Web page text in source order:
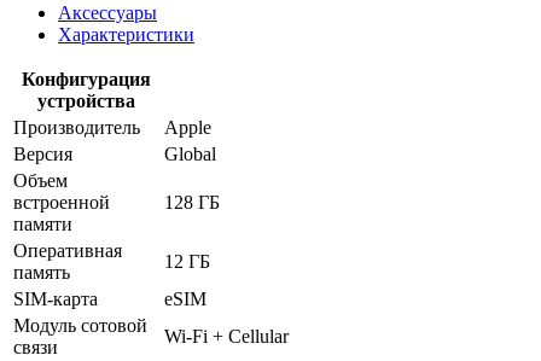
Аксессуары
Характеристики
Конфигурация
устройства
Производитель
Apple
Версия
Global
Объем
встроенной
памяти
128 ГБ
Оперативная
память
12 ГБ
SIM-карта
eSIM
Модуль сотовой
связи
Wi-Fi + Cellular